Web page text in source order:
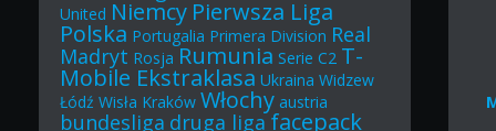
United Niemcy Pierwsza Liga
Polska Portugalia Primera Division Real
Madryt Rosja Rumunia Serie C2 T-
Mobile Ekstraklasa Ukraina Widzew
Łódź Wisła Kraków Włochy austria
bundesliga druga ligafacepack